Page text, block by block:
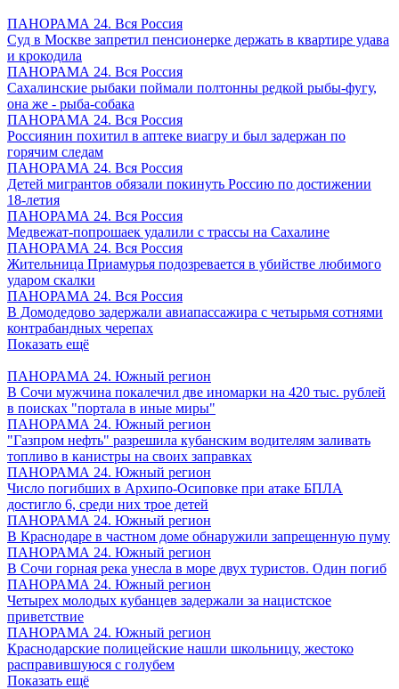
ПАНОРАМА 24. Вся Россия
Суд в Москве запретил пенсионерке держать в квартире удава
и крокодила
ПАНОРАМА 24. Вся Россия
Сахалинские рыбаки поймали полтонны редкой рыбы-фугу,
она же - рыба-собака
ПАНОРАМА 24. Вся Россия
Россиянин похитил в аптеке виагру и был задержан по
горячим следам
ПАНОРАМА 24. Вся Россия
Детей мигрантов обязали покинуть Россию по достижении
18-летия
ПАНОРАМА 24. Вся Россия
Медвежат-попрошаек удалили с трассы на Сахалине
ПАНОРАМА 24. Вся Россия
Жительница Приамурья подозревается в убийстве любимого
ударом скалки
ПАНОРАМА 24. Вся Россия
В Домодедово задержали авиапассажира с четырьмя сотнями
контрабандных черепах
Показать ещё
ПАНОРАМА 24. Южный регион
В Сочи мужчина покалечил две иномарки на 420 тыс. рублей
в поисках "портала в иные миры"
ПАНОРАМА 24. Южный регион
"Газпром нефть" разрешила кубанским водителям заливать
топливо в канистры на своих заправках
ПАНОРАМА 24. Южный регион
Число погибших в Архипо-Осиповке при атаке БПЛА
достигло 6, среди них трое детей
ПАНОРАМА 24. Южный регион
В Краснодаре в частном доме обнаружили запрещенную пуму
ПАНОРАМА 24. Южный регион
В Сочи горная река унесла в море двух туристов. Один погиб
ПАНОРАМА 24. Южный регион
Четырех молодых кубанцев задержали за нацистское
приветствие
ПАНОРАМА 24. Южный регион
Краснодарские полицейские нашли школьницу, жестоко
расправившуюся с голубем
Показать ещё